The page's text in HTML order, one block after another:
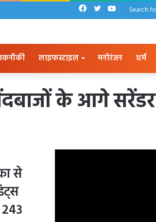
YouTube
Twitter
Facebook
लाइफस्टाइल मनोरंजन धर्म
के आगे सरेंडर
से